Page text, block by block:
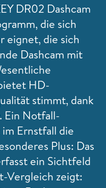
DR02 Dashcam
die sich
eignet, die sich
Dashcam mit
HD-
stimmt, dank
Ein Notfall-
Ernstfall die
Plus: Das
ein Sichtfeld
Vergleich zeigt: